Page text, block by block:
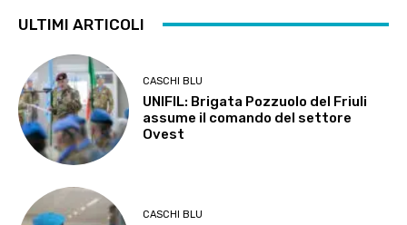
ULTIMI ARTICOLI
CASCHI BLU
UNIFIL: Brigata Pozzuolo del Friuli
assume il comando del settore
Ovest
CASCHI BLU